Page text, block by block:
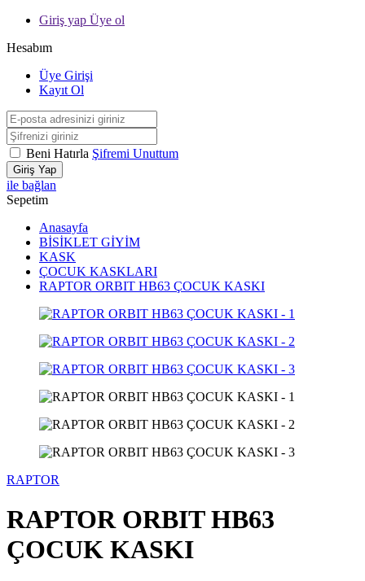
Giriş yap Üye ol
Hesabım
Üye Girişi
Kayıt Ol
Beni Hatırla Şifremi Unuttum
Giriş Yap
ile bağlan
Sepetim
Anasayfa
BİSİKLET GİYİM
KASK
ÇOCUK KASKLARI
RAPTOR ORBIT HB63 ÇOCUK KASKI
RAPTOR
RAPTOR ORBIT HB63
ÇOCUK KASKI